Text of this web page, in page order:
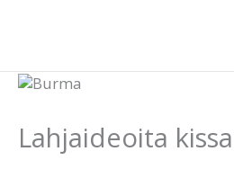
Lahjaideoita